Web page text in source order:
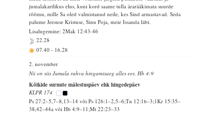
jumalakartlikus elus, kuni kord saame tulla ärarääkimata suurde
rõõmu, mille Sa oled valmistanud neile, kes Sind armastavad. Seda
palume Jeesuse Kristuse, Sinu Poja, meie Issanda läbi.
Lisalugemine: 2Mak 12:43-46
22.28
07.40 - 16.28
2. november
Nii on siis Jumala rahva hingamisaeg alles ees. Hb 4:9
Kõikide surnute mälestuspäev ehk hingedepäev
KLPR 174
Ps 27:2–5,7–8,13–14 või Ps 126:1–2,5–6;Tn 12:1b–3;1Kr 15:35–
38,42–44a või Hb 4:9–11;Mt 22:23–33